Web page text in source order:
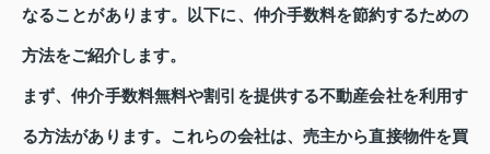
なることがあります。以下に、仲介手数料を節約するための
方法をご紹介します。
まず、仲介手数料無料や割引を提供する不動産会社を利用す
る方法があります。これらの会社は、売主から直接物件を買